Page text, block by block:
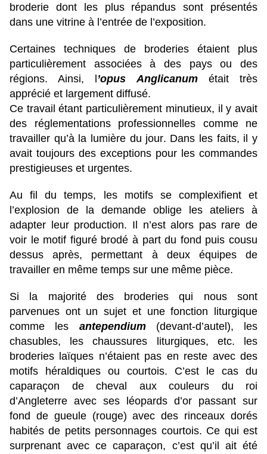
broderie dont les plus répandus sont présentés
dans une vitrine à l’entrée de l’exposition.
Certaines techniques de broderies étaient plus
particulièrement associées à des pays ou des
régions. Ainsi, l ’opus Anglicanumétait très
apprécié et largement diffusé.
Ce travail étant particulièrement minutieux, il y avait
des réglementations professionnelles comme ne
travailler qu’à la lumière du jour. Dans les faits, il y
avait toujours des exceptions pour les commandes
prestigieuses et urgentes.
Au fil du temps, les motifs se complexifient et
l’explosion de la demande oblige les ateliers à
adapter leur production. Il n’est alors pas rare de
voir le motif figuré brodé à part du fond puis cousu
dessus après, permettant à deux équipes de
travailler en même temps sur une même pièce.
Si la majorité des broderies qui nous sont
parvenues ont un sujet et une fonction liturgique
comme les antependium(devant-d’autel), les
chasubles, les chaussures liturgiques, etc. les
broderies laïques n’étaient pas en reste avec des
motifs héraldiques ou courtois. C’est le cas du
caparaçon de cheval aux couleurs du roi
d’Angleterre avec ses léopards d’or passant sur
fond de gueule (rouge) avec des rinceaux dorés
habités de petits personnages courtois. Ce qui est
surprenant avec ce caparaçon, c’est qu’il ait été